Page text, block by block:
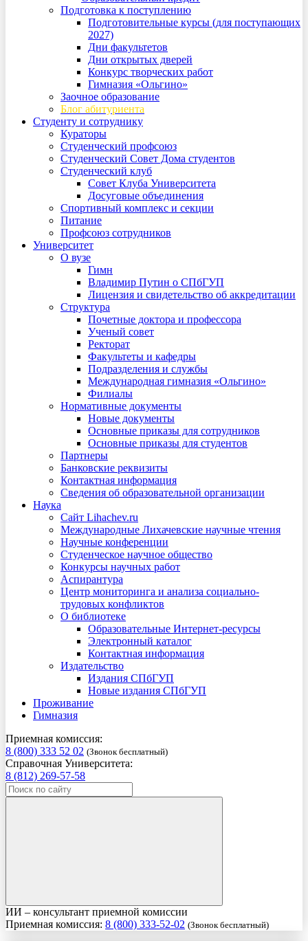
Подготовка к поступлению
Подготовительные курсы (для поступающих
2027)
Дни факультетов
Дни открытых дверей
Конкурс творческих работ
Гимназия «Ольгино»
Заочное образование
Блог абитуриента
Студенту и сотруднику
Кураторы
Студенческий профсоюз
Студенческий Совет Дома студентов
Студенческий клуб
Совет Клуба Университета
Досуговые объединения
Спортивный комплекс и секции
Питание
Профсоюз сотрудников
Университет
О вузе
Гимн
Владимир Путин о СПбГУП
Лицензия и свидетельство об аккредитации
Структура
Почетные доктора и профессора
Ученый совет
Ректорат
Факультеты и кафедры
Подразделения и службы
Международная гимназия «Ольгино»
Филиалы
Нормативные документы
Новые документы
Основные приказы для сотрудников
Основные приказы для студентов
Партнеры
Банковские реквизиты
Контактная информация
Сведения об образовательной организации
Наука
Сайт Lihachev.ru
Международные Лихачевские научные чтения
Научные конференции
Студенческое научное общество
Конкурсы научных работ
Аспирантура
Центр мониторинга и анализа социально-
трудовых конфликтов
О библиотеке
Образовательные Интернет-ресурсы
Электронный каталог
Контактная информация
Издательство
Издания СПбГУП
Новые издания СПбГУП
Проживание
Гимназия
Приемная комиссия:
8 (800) 333 52 02 (Звонок бесплатный)
Справочная Университета:
8 (812) 269-57-58
ИИ – консультант приемной комиссии
Приемная комиссия: 8 (800) 333-52-02 (Звонок бесплатный)